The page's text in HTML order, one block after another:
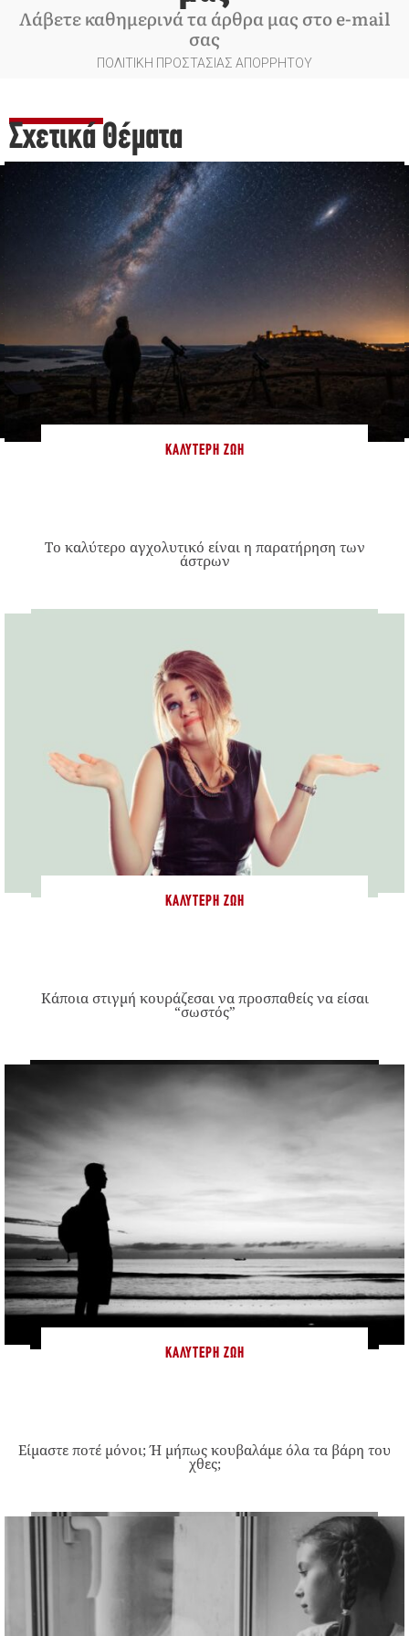
Λάβετε καθημερινά τα άρθρα μας στο e-mail
σας
ΠΟΛΙΤΙΚΗ ΠΡΟΣΤΑΣΙΑΣ ΑΠΟΡΡΗΤΟΥ
Σχετικά Θέματα
ΚΑΛΎΤΕΡΗ ΖΩΉ
Το καλύτερο αγχολυτικό είναι η παρατήρηση των
άστρων
ΚΑΛΎΤΕΡΗ ΖΩΉ
Κάποια στιγμή κουράζεσαι να προσπαθείς να είσαι
“σωστός”
ΚΑΛΎΤΕΡΗ ΖΩΉ
Είμαστε ποτέ μόνοι; Ή μήπως κουβαλάμε όλα τα βάρη του
χθες;